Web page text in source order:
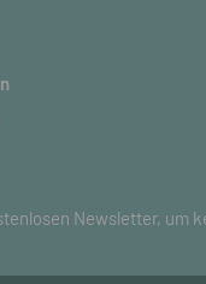
Newsletter, um